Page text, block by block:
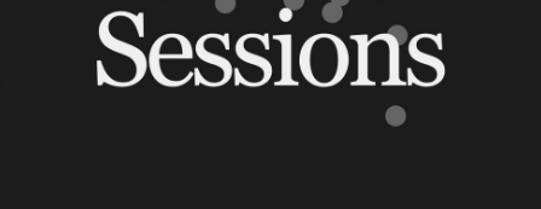
Clientes